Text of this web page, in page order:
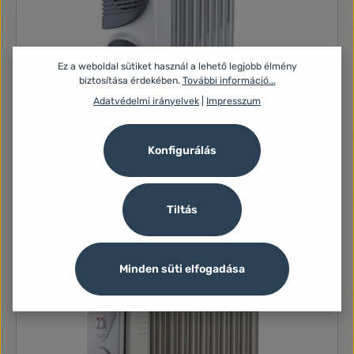
TOO OFR-9-2400-130 2400W olajradiátor
Termék jellemzők: Teljesítmény: 2400W 9 tagú 3 fűtési
Ez a weboldal sütiket használ a lehető legjobb élmény
biztosítása érdekében. További információ...
Adatvédelmi irányelvek
Impresszum
Tiltás
Konfigurálás
Minden süti elfogadása